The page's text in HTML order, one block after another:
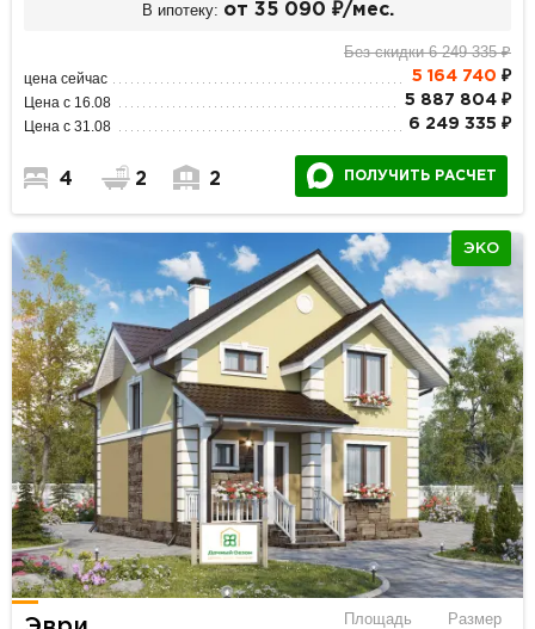
В ипотеку: от 35 090 ₽/мес.
Без скидки 6 249 335 ₽
цена сейчас 5 164 740 ₽
Цена с 16.08 5 887 804 ₽
Цена с 31.08 6 249 335 ₽
4 2 2 ПОЛУЧИТЬ РАСЧЕТ
ЭКО
Площадь Размер